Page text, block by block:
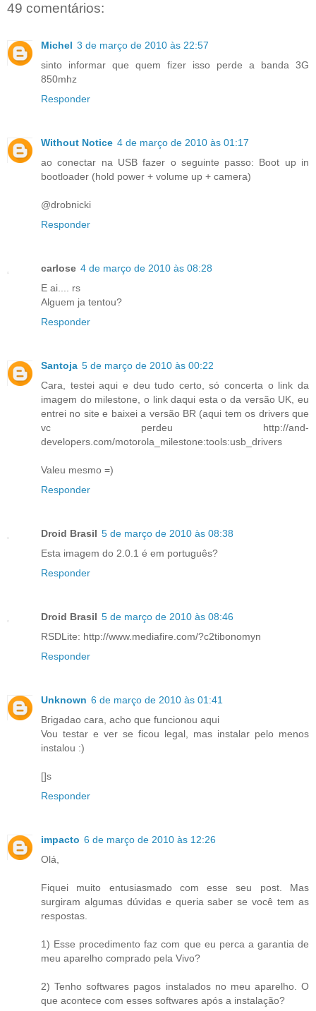
49 comentários:
Michel 3 de março de 2010 às 22:57
sinto informar que quem fizer isso perde a banda 3G
850mhz
Responder
Without Notice 4 de março de 2010 às 01:17
ao conectar na USB fazer o seguinte passo: Boot up in
bootloader (hold power + volume up + camera)
@drobnicki
Responder
carlose 4 de março de 2010 às 08:28
E ai.... rs
Alguem ja tentou?
Responder
Santoja 5 de março de 2010 às 00:22
Cara, testei aqui e deu tudo certo, só concerta o link da
imagem do milestone, o link daqui esta o da versão UK, eu
entrei no site e baixei a versão BR (aqui tem os drivers que
vc perdeu http://and-
developers.com/motorola_milestone:tools:usb_drivers
Valeu mesmo =)
Responder
Droid Brasil 5 de março de 2010 às 08:38
Esta imagem do 2.0.1 é em português?
Responder
Droid Brasil 5 de março de 2010 às 08:46
RSDLite: http://www.mediafire.com/?c2tibonomyn
Responder
Unknown 6 de março de 2010 às 01:41
Brigadao cara, acho que funcionou aqui
Vou testar e ver se ficou legal, mas instalar pelo menos
instalou :)
[]s
Responder
impacto 6 de março de 2010 às 12:26
Olá,
Fiquei muito entusiasmado com esse seu post. Mas
surgiram algumas dúvidas e queria saber se você tem as
respostas.
1) Esse procedimento faz com que eu perca a garantia de
meu aparelho comprado pela Vivo?
2) Tenho softwares pagos instalados no meu aparelho. O
que acontece com esses softwares após a instalação?